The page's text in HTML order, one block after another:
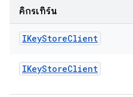
คิกรีเทิร์น
IKeyStoreClient
IKeyStoreClient